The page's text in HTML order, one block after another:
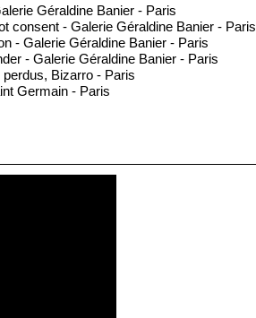
Géraldine Banier - Paris
consent - Galerie Géraldine Banier - Paris
- Galerie Géraldine Banier - Paris
- Galerie Géraldine Banier - Paris
Bizarro - Paris
Germain - Paris